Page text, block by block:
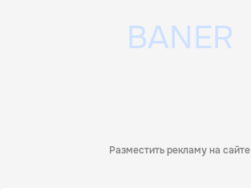
Разместить рекламу на сайте